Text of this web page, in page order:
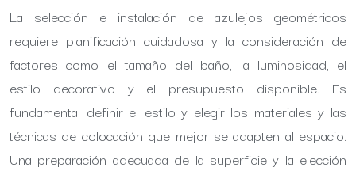
La selección e instalación de azulejos geométricos
requiere planificación cuidadosa y la consideración de
factores como el tamaño del baño, la luminosidad, el
estilo decorativo y el presupuesto disponible. Es
fundamental definir el estilo y elegir los materiales y las
técnicas de colocación que mejor se adapten al espacio.
Una preparación adecuada de la superficie y la elección